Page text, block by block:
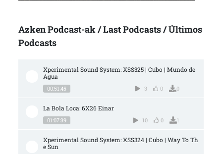
Azken Podcast-ak / Last Podcasts / Últimos
Podcasts
Xperimental Sound System: XSS325 | Cubo | Mundo de
Agua
00:51:45 3 0 0
La Bola Loca: 6X26 Einar
01:07:39 10 0 1
Xperimental Sound System: XSS324 | Cubo | Way To Th
e Sun